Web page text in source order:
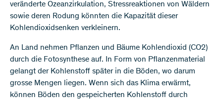
veränderte Ozeanzirkulation, Stressreaktionen von Wäldern
sowie deren Rodung könnten die Kapazität dieser
Kohlendioxidsenken verkleinern.
An Land nehmen Pflanzen und Bäume Kohlendioxid (CO2)
durch die Fotosynthese auf. In Form von Pflanzenmaterial
gelangt der Kohlenstoff später in die Böden, wo darum
grosse Mengen liegen. Wenn sich das Klima erwärmt,
können Böden den gespeicherten Kohlenstoff durch